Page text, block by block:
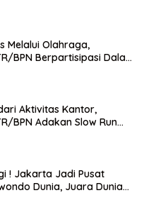
Melalui Olahraga,
BPN Berpartisipasi Dalam
Aktivitas Kantor,
BPN Adakan Slow Run
! Jakarta Jadi Pusat
Dunia, Juara Dunia